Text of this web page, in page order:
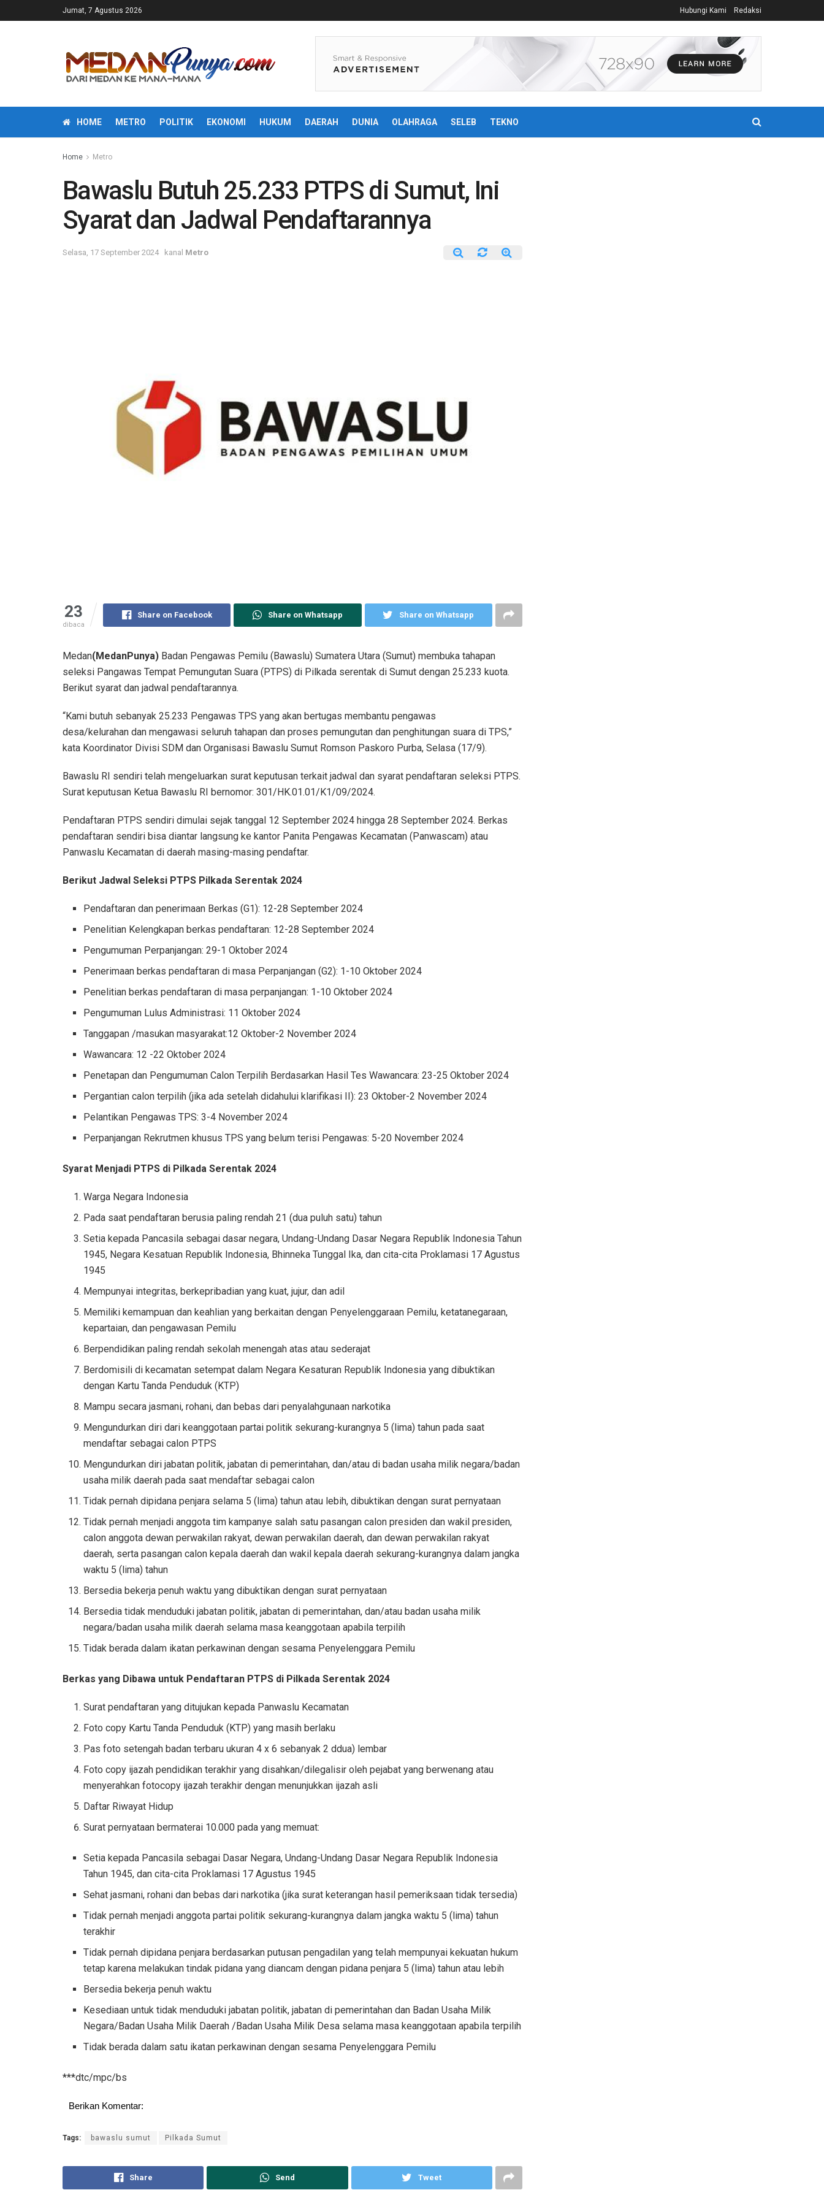
Jumat, 7 Agustus 2026 Hubungi Kami Redaksi
HOME METRO POLITIK EKONOMI HUKUM DAERAH DUNIA OLAHRAGA SELEB TEKNO
Home Metro
Bawaslu Butuh 25.233 PTPS di Sumut, Ini
Syarat dan Jadwal Pendaftarannya
Selasa, 17 September 2024 kanal Metro
23
dibaca
Share on Facebook Share on Whatsapp Share on Whatsapp
Medan(MedanPunya) Badan Pengawas Pemilu (Bawaslu) Sumatera Utara (Sumut) membuka tahapan
seleksi Pangawas Tempat Pemungutan Suara (PTPS) di Pilkada serentak di Sumut dengan 25.233 kuota.
Berikut syarat dan jadwal pendaftarannya.
“Kami butuh sebanyak 25.233 Pengawas TPS yang akan bertugas membantu pengawas
desa/kelurahan dan mengawasi seluruh tahapan dan proses pemungutan dan penghitungan suara di TPS,”
kata Koordinator Divisi SDM dan Organisasi Bawaslu Sumut Romson Paskoro Purba, Selasa (17/9).
Bawaslu RI sendiri telah mengeluarkan surat keputusan terkait jadwal dan syarat pendaftaran seleksi PTPS.
Surat keputusan Ketua Bawaslu RI bernomor: 301/HK.01.01/K1/09/2024.
Pendaftaran PTPS sendiri dimulai sejak tanggal 12 September 2024 hingga 28 September 2024. Berkas
pendaftaran sendiri bisa diantar langsung ke kantor Panita Pengawas Kecamatan (Panwascam) atau
Panwaslu Kecamatan di daerah masing-masing pendaftar.
Berikut Jadwal Seleksi PTPS Pilkada Serentak 2024
Pendaftaran dan penerimaan Berkas (G1): 12-28 September 2024
Penelitian Kelengkapan berkas pendaftaran: 12-28 September 2024
Pengumuman Perpanjangan: 29-1 Oktober 2024
Penerimaan berkas pendaftaran di masa Perpanjangan (G2): 1-10 Oktober 2024
Penelitian berkas pendaftaran di masa perpanjangan: 1-10 Oktober 2024
Pengumuman Lulus Administrasi: 11 Oktober 2024
Tanggapan /masukan masyarakat:12 Oktober-2 November 2024
Wawancara: 12 -22 Oktober 2024
Penetapan dan Pengumuman Calon Terpilih Berdasarkan Hasil Tes Wawancara: 23-25 Oktober 2024
Pergantian calon terpilih (jika ada setelah didahului klarifikasi II): 23 Oktober-2 November 2024
Pelantikan Pengawas TPS: 3-4 November 2024
Perpanjangan Rekrutmen khusus TPS yang belum terisi Pengawas: 5-20 November 2024
Syarat Menjadi PTPS di Pilkada Serentak 2024
Warga Negara Indonesia
Pada saat pendaftaran berusia paling rendah 21 (dua puluh satu) tahun
Setia kepada Pancasila sebagai dasar negara, Undang-Undang Dasar Negara Republik Indonesia Tahun
1945, Negara Kesatuan Republik Indonesia, Bhinneka Tunggal Ika, dan cita-cita Proklamasi 17 Agustus
1945
Mempunyai integritas, berkepribadian yang kuat, jujur, dan adil
Memiliki kemampuan dan keahlian yang berkaitan dengan Penyelenggaraan Pemilu, ketatanegaraan,
kepartaian, dan pengawasan Pemilu
Berpendidikan paling rendah sekolah menengah atas atau sederajat
Berdomisili di kecamatan setempat dalam Negara Kesaturan Republik Indonesia yang dibuktikan
dengan Kartu Tanda Penduduk (KTP)
Mampu secara jasmani, rohani, dan bebas dari penyalahgunaan narkotika
Mengundurkan diri dari keanggotaan partai politik sekurang-kurangnya 5 (lima) tahun pada saat
mendaftar sebagai calon PTPS
Mengundurkan diri jabatan politik, jabatan di pemerintahan, dan/atau di badan usaha milik negara/badan
usaha milik daerah pada saat mendaftar sebagai calon
Tidak pernah dipidana penjara selama 5 (lima) tahun atau lebih, dibuktikan dengan surat pernyataan
Tidak pernah menjadi anggota tim kampanye salah satu pasangan calon presiden dan wakil presiden,
calon anggota dewan perwakilan rakyat, dewan perwakilan daerah, dan dewan perwakilan rakyat
daerah, serta pasangan calon kepala daerah dan wakil kepala daerah sekurang-kurangnya dalam jangka
waktu 5 (lima) tahun
Bersedia bekerja penuh waktu yang dibuktikan dengan surat pernyataan
Bersedia tidak menduduki jabatan politik, jabatan di pemerintahan, dan/atau badan usaha milik
negara/badan usaha milik daerah selama masa keanggotaan apabila terpilih
Tidak berada dalam ikatan perkawinan dengan sesama Penyelenggara Pemilu
Berkas yang Dibawa untuk Pendaftaran PTPS di Pilkada Serentak 2024
Surat pendaftaran yang ditujukan kepada Panwaslu Kecamatan
Foto copy Kartu Tanda Penduduk (KTP) yang masih berlaku
Pas foto setengah badan terbaru ukuran 4 x 6 sebanyak 2 ddua) lembar
Foto copy ijazah pendidikan terakhir yang disahkan/dilegalisir oleh pejabat yang berwenang atau
menyerahkan fotocopy ijazah terakhir dengan menunjukkan ijazah asli
Daftar Riwayat Hidup
Surat pernyataan bermaterai 10.000 pada yang memuat:
Setia kepada Pancasila sebagai Dasar Negara, Undang-Undang Dasar Negara Republik Indonesia
Tahun 1945, dan cita-cita Proklamasi 17 Agustus 1945
Sehat jasmani, rohani dan bebas dari narkotika (jika surat keterangan hasil pemeriksaan tidak tersedia)
Tidak pernah menjadi anggota partai politik sekurang-kurangnya dalam jangka waktu 5 (lima) tahun
terakhir
Tidak pernah dipidana penjara berdasarkan putusan pengadilan yang telah mempunyai kekuatan hukum
tetap karena melakukan tindak pidana yang diancam dengan pidana penjara 5 (lima) tahun atau lebih
Bersedia bekerja penuh waktu
Kesediaan untuk tidak menduduki jabatan politik, jabatan di pemerintahan dan Badan Usaha Milik
Negara/Badan Usaha Milik Daerah /Badan Usaha Milik Desa selama masa keanggotaan apabila terpilih
Tidak berada dalam satu ikatan perkawinan dengan sesama Penyelenggara Pemilu
***dtc/mpc/bs
Berikan Komentar:
Tags: bawaslu sumut Pilkada Sumut
Share Send Tweet